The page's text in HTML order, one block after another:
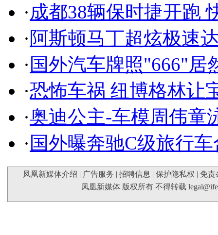
·成都38辆保时捷开跑
·阿斯顿马丁超炫极速
· 国外汽车牌照"666"居
·恐怖车祸 纽博格林让
·奥迪公主-车模周伟童
· 国外曝奔驰C级旅行
凤凰新媒体介绍 | 广告服务 | 招聘信息 | 保护隐私权 | 免责
凤凰新媒体 版权所有 不得转载